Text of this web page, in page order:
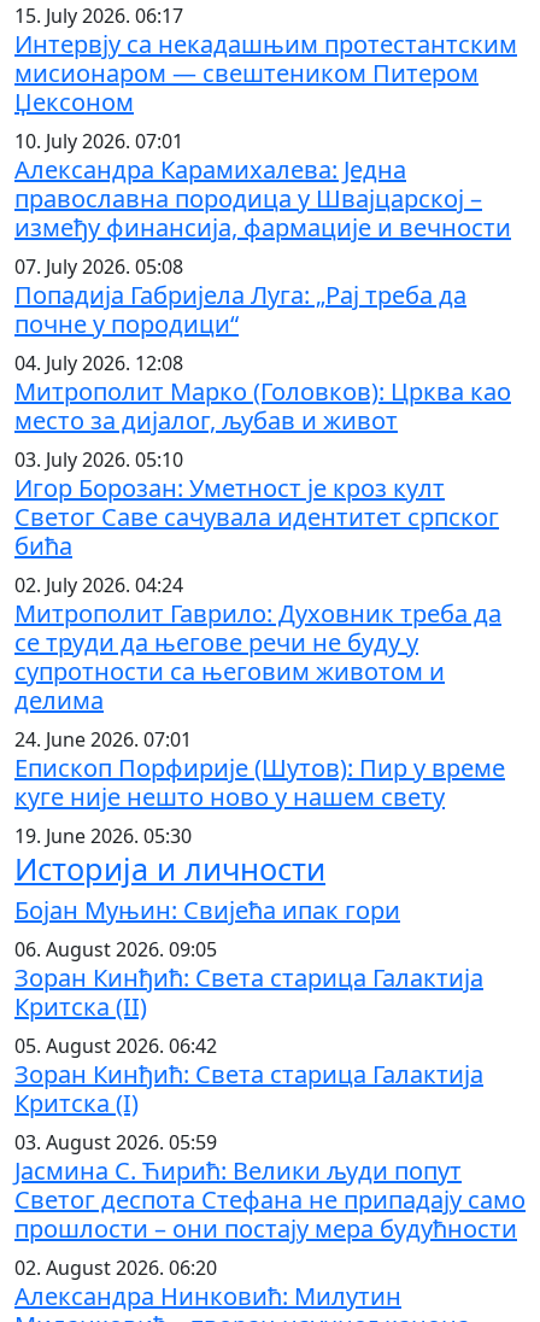
15. July 2026. 06:17
Интервју са некадашњим протестантским
мисионаром — свештеником Питером
Џексоном
10. July 2026. 07:01
Александра Карамихалева: Једна
православна породица у Швајцарској –
између финансија, фармације и вечности
07. July 2026. 05:08
Попадија Габријела Луга: „Рај треба да
почне у породици“
04. July 2026. 12:08
Митрополит Марко (Головков): Црква као
место за дијалог, љубав и живот
03. July 2026. 05:10
Игор Борозан: Уметност је кроз култ
Светог Саве сачувала идентитет српског
бића
02. July 2026. 04:24
Митрополит Гаврило: Духовник треба да
се труди да његове речи не буду у
супротности са његовим животом и
делима
24. June 2026. 07:01
Епископ Порфирије (Шутов): Пир у време
куге није нешто ново у нашем свету
19. June 2026. 05:30
Историја и личности
Бојан Муњин: Свијећа ипак гори
06. August 2026. 09:05
Зоран Кинђић: Света старица Галактија
Критска (II)
05. August 2026. 06:42
Зоран Кинђић: Света старица Галактија
Критска (I)
03. August 2026. 05:59
Јасмина С. Ћирић: Велики људи попут
Светог деспота Стефана не припадају само
прошлости – они постају мера будућности
02. August 2026. 06:20
Александра Нинковић: Милутин